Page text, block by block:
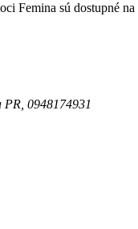
Femina sú dostupné na
0948174931